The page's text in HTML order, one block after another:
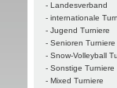
- Landesverband
- internationale
- Jugend Turniere
- Senioren Turniere
- Snow-Volleyball
- Sonstige Turniere
- Mixed Turniere